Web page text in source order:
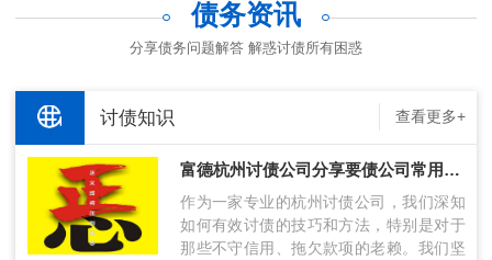
债务资讯
分享债务问题解答 解惑讨债所有困惑
讨债知识 查看更多+
富德杭州讨债公司分享要债公司常用讨债方法
作为一家专业的杭州讨债公司，我们深知
如何有效讨债的技巧和方法，特别是对于
那些不守信用、拖欠款项的老赖。我们坚